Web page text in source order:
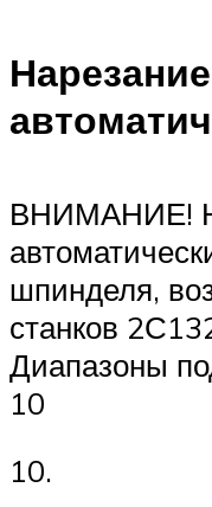
ВНИМАНИЕ!
шпинделя,
станков
Диапазоны
10
10.